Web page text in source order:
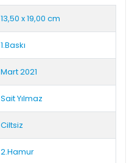
13,50 x 19,00 cm
1.Baskı
Mart 2021
Sait Yılmaz
Ciltsiz
2.Hamur